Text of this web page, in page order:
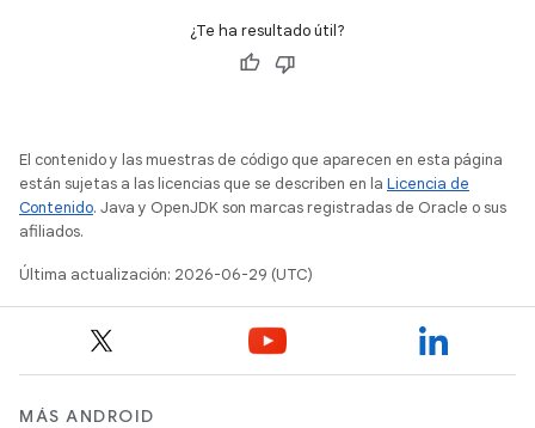
¿Te ha resultado útil?
El contenido y las muestras de código que aparecen en esta página
están sujetas a las licencias que se describen en la Licencia de
Contenido. Java y OpenJDK son marcas registradas de Oracle o sus
afiliados.
Última actualización: 2026-06-29 (UTC)
MÁS ANDROID